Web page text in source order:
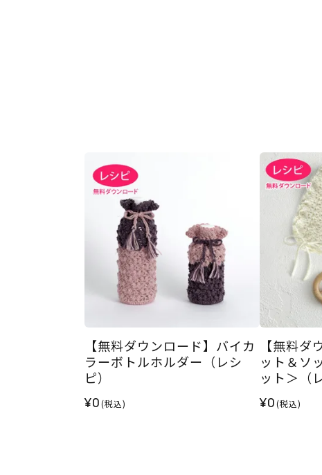
【無料ダウンロード】バイカ
ラーボトルホルダー（レシ
ピ）
¥0(税込)
【無料ダ
ット＆ソ
ット＞（
¥0(税込)